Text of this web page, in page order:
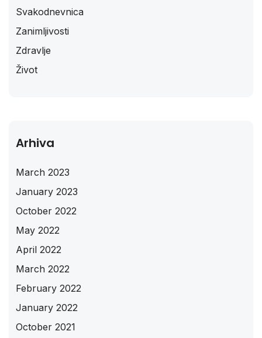
Svakodnevnica
Zanimljivosti
Zdravlje
Život
Arhiva
March 2023
January 2023
October 2022
May 2022
April 2022
March 2022
February 2022
January 2022
October 2021